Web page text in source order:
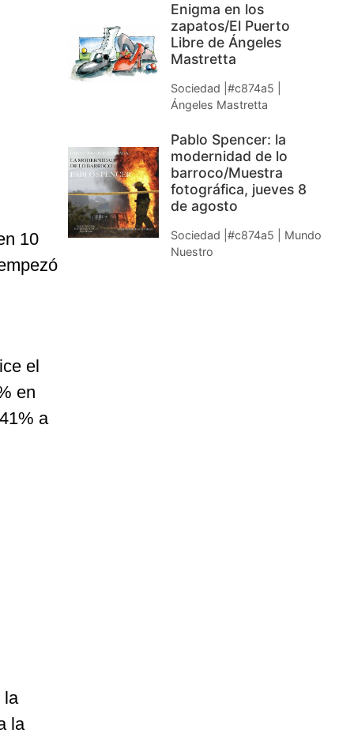
10
el
en
a
la
la
Enigma en los
zapatos/El Puerto
Libre de Ángeles
Mastretta
Sociedad |#c874a5 |
Ángeles Mastretta
Pablo Spencer: la
modernidad de lo
barroco/Muestra
fotográfica, jueves 8
de agosto
Sociedad |#c874a5 | Mundo
Nuestro